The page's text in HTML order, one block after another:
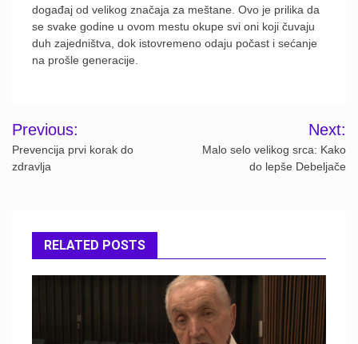
događaj od velikog značaja za meštane. Ovo je prilika da
se svake godine u ovom mestu okupe svi oni koji čuvaju
duh zajedništva, dok istovremeno odaju počast i sećanje
na prošle generacije.
Post
navigation
Previous:
Prevencija prvi korak do
zdravlja
Next:
Malo selo velikog srca: Kako
do lepše Debeljače
RELATED POSTS